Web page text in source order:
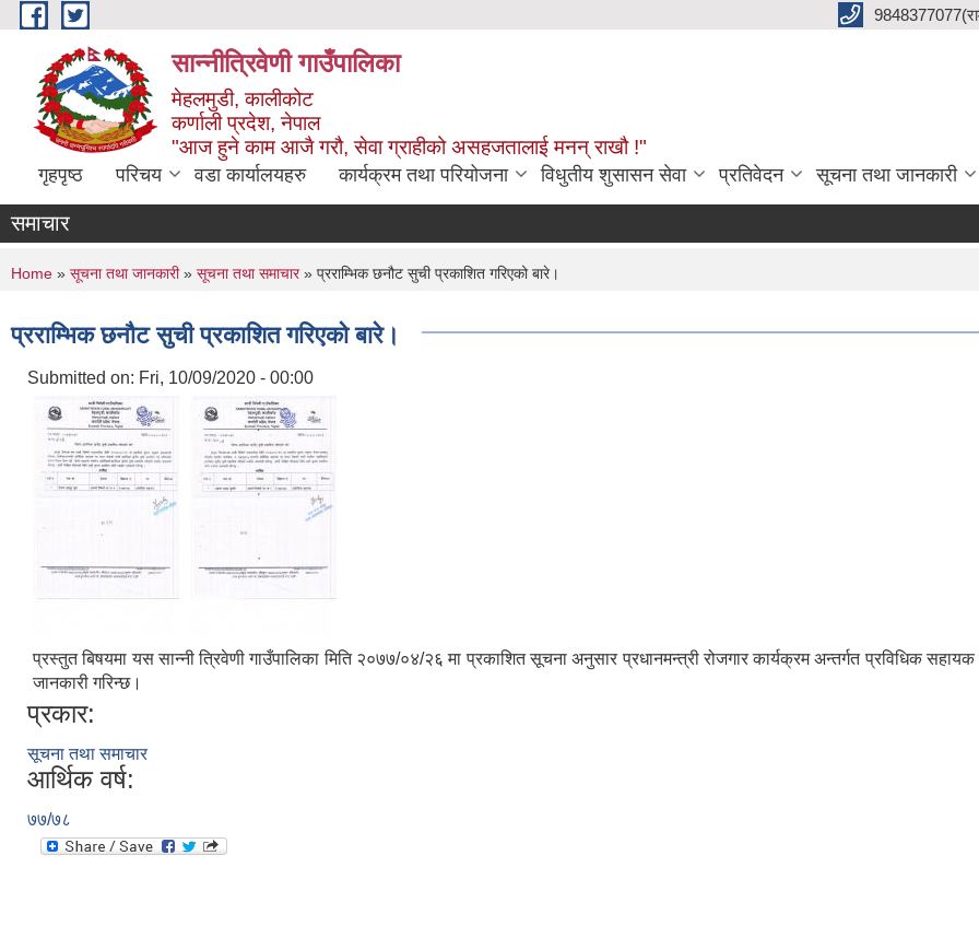
Skip to main content
सान्नीत्रिवेणी गाउँपालिका
मेहलमुडी, कालीकोट
कर्णाली प्रदेश, नेपाल
"आज हुने काम आजै गरौ, सेवा ग्राहीको असहजतालाई मनन् राखौ !"
गृहपृष्ठ परिचय वडा कार्यालयहरु कार्यक्रम तथा परियोजना विधुतीय शुसासन सेवा प्रतिवेदन सूचना तथा जानकारी
समाचार
You are here
Home » सूचना तथा जानकारी» सूचना तथा समाचार» प्रराम्भिक छनौट सुची प्रकाशित गरिएको बारे।
प्रराम्भिक छनौट सुची प्रकाशित गरिएको बारे।
Submitted on: Fri, 10/09/2020 - 00:00
प्रस्तुत बिषयमा यस सान्नी त्रिवेणी गाउँपालिका मिति २०७७/०४/२६ मा प्रकाशित सूचना अनुसार प्रधानमन्त्री रोजगार कार्यक्रम अन्तर्गत प्रविधिक
जानकारी गरिन्छ।
प्रकार:
सूचना तथा समाचार
आर्थिक वर्ष:
७७/७८